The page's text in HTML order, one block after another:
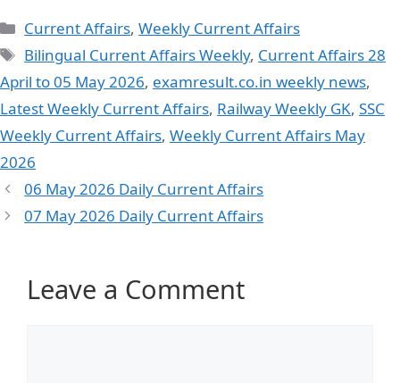
Current Affairs,Weekly Current Affairs
Bilingual Current Affairs Weekly, Current Affairs 28
April to 05 May 2026, examresult.co.in weekly news,
Latest Weekly Current Affairs, Railway Weekly GK, SSC
Weekly Current Affairs, Weekly Current Affairs May
2026
06 May 2026 Daily Current Affairs
07 May 2026 Daily Current Affairs
Leave a Comment